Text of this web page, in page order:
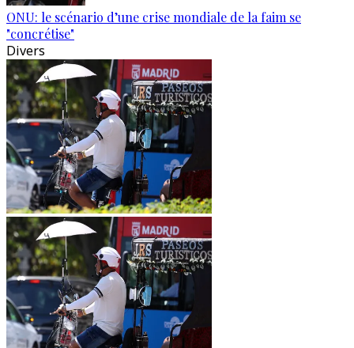
ONU: le scénario d’une crise mondiale de la faim se
"concrétise"
Divers